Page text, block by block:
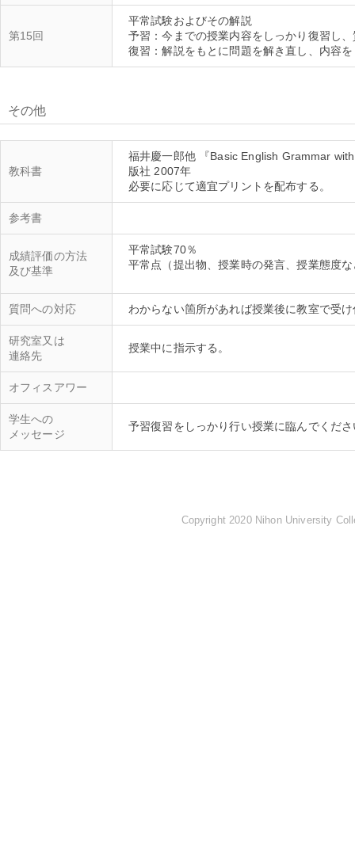
第15回
平常試験およびその解説
予習：今までの授業内容をしっかり復習し
その他
教科書
福井慶一郎他 『Basic English Grammar
版社 2007年
必要に応じて適宜プリントを配布する。
参考書
成績評価の方法
及び基準
平常試験70％
平常点（提出物、授業時の発言、授業態度
質問への対応
研究室又は
連絡先
オフィスアワー
学生への
メッセージ
Copyright 2020 Nihon University